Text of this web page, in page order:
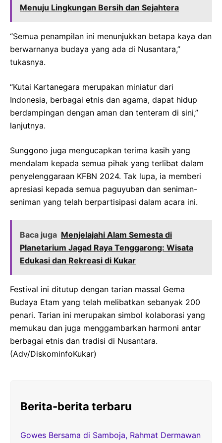
Menuju Lingkungan Bersih dan Sejahtera
“Semua penampilan ini menunjukkan betapa kaya dan
berwarnanya budaya yang ada di Nusantara,”
tukasnya.
“Kutai Kartanegara merupakan miniatur dari
Indonesia, berbagai etnis dan agama, dapat hidup
berdampingan dengan aman dan tenteram di sini,”
lanjutnya.
Sunggono juga mengucapkan terima kasih yang
mendalam kepada semua pihak yang terlibat dalam
penyelenggaraan KFBN 2024. Tak lupa, ia memberi
apresiasi kepada semua paguyuban dan seniman-
seniman yang telah berpartisipasi dalam acara ini.
Baca juga Menjelajahi Alam Semesta di
Planetarium Jagad Raya Tenggarong: Wisata
Edukasi dan Rekreasi di Kukar
Festival ini ditutup dengan tarian massal Gema
Budaya Etam yang telah melibatkan sebanyak 200
penari. Tarian ini merupakan simbol kolaborasi yang
memukau dan juga menggambarkan harmoni antar
berbagai etnis dan tradisi di Nusantara.
(Adv/DiskominfoKukar)
Berita-berita terbaru
Gowes Bersama di Samboja, Rahmat Dermawan